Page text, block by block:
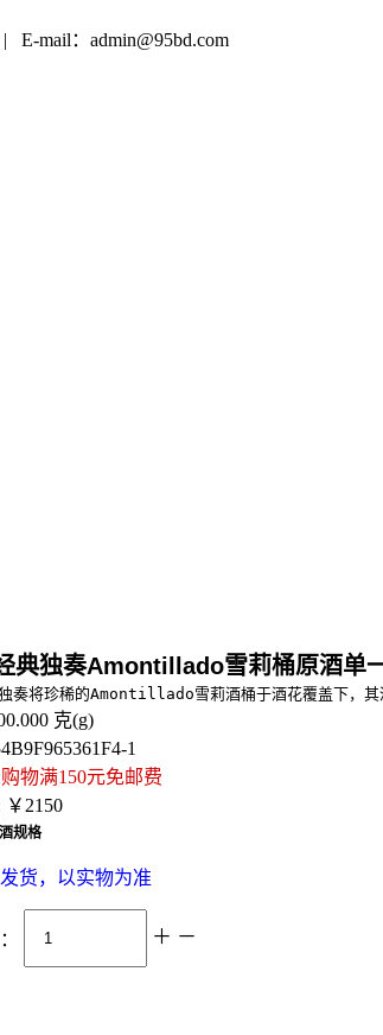
| E-mail：admin@95bd.com
典独奏Amontillado雪莉桶原酒
奏将珍稀的Amontillado雪莉酒桶于酒花覆盖下，其
克(g)
1
购物满150元免邮费
￥2150
规格
货，以实物为准
＋ －